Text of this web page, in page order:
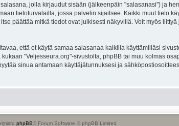
jolla kirjaudut sisään (jälkeenpäin "salasanasi") ja
tietoturvalailla, jossa palvelin sijaitsee. Kaikki muut tieto
päättää mitkä tiedot ovat julkisesti näkyvillä. Voit myös
että et käytä samaa salasanaa kaikilla käyttämilläsi
"Veljesseura.org"-sivustolta, phpBB tai muu kolmas
sinua antamaan käyttäjätunnuksesi ja
phpBB® Forum Software © phpBB Limited